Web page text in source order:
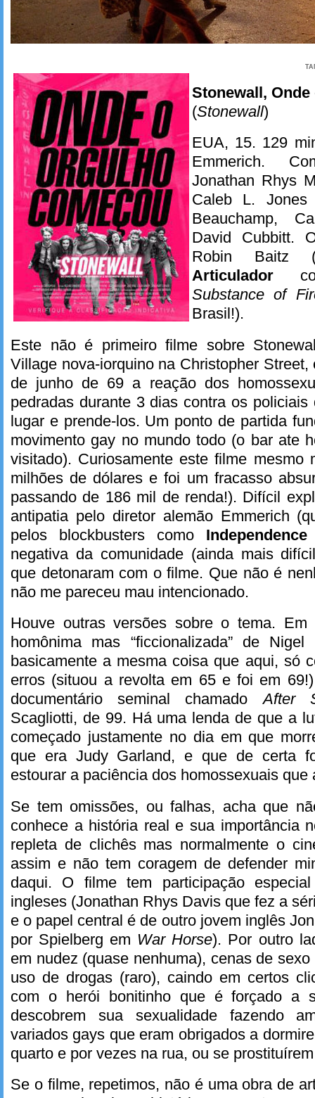
Stonewall,
(Stonewall)
EUA, 15. 129
Emmerich.
Jonathan Rhys
Caleb L. Jones
Beauchamp,
David Cubbitt.
Robin Baitz
Articulador
Substance of
Brasil!).
Este não é primeiro filme sobre
Village nova-iorquino na Christopher
de junho de 69 a reação dos
pedradas durante 3 dias contra os
lugar e prende-los. Um ponto de partida
movimento gay no mundo todo (o bar ate
visitado). Curiosamente este filme mesmo
milhões de dólares e foi um fracasso
passando de 186 mil de renda!). Difícil
antipatia pelo diretor alemão Emmerich
pelos blockbusters como
negativa da comunidade (ainda mais
que detonaram com o filme. Que não é
não me pareceu mau intencionado.
Houve outras versões sobre o tema.
homônima mas “ficcionalizada” de
basicamente a mesma coisa que aqui, só
erros (situou a revolta em 65 e foi em
documentário seminal chamadoAfter
Scagliotti, de 99. Há uma lenda de que a
começado justamente no dia em que
que era Judy Garland, e que de certa
estourar a paciência dos homossexuais que
Se tem omissões, ou falhas, acha que
conhece a história real e sua importância
repleta de clichês mas normalmente o
assim e não tem coragem de defender
daqui. O filme tem participação
ingleses (Jonathan Rhys Davis que fez a
e o papel central é de outro jovem inglês
por Spielberg em War Horse). Por outro
em nudez (quase nenhuma), cenas de
uso de drogas (raro), caindo em certos
com o herói bonitinho que é forçado a
descobrem sua sexualidade fazendo
variados gays que eram obrigados a
quarto e por vezes na rua, ou se
Se o filme, repetimos, não é uma obra de